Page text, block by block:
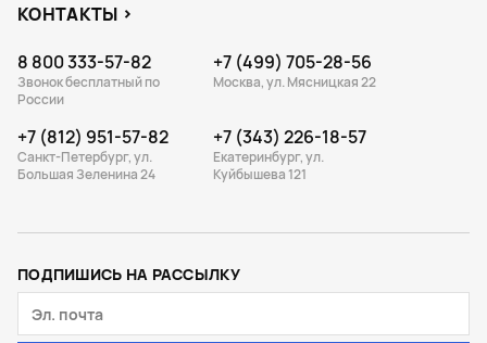
КОНТАКТЫ
8 800 333-57-82
Звонок бесплатный по
России
+7 (499) 705-28-56
Москва, ул. Мясницкая 22
+7 (812) 951-57-82
Санкт-Петербург, ул.
Большая Зеленина 24
+7 (343) 226-18-57
Екатеринбург, ул.
Куйбышева 121
ПОДПИШИСЬ НА РАССЫЛКУ